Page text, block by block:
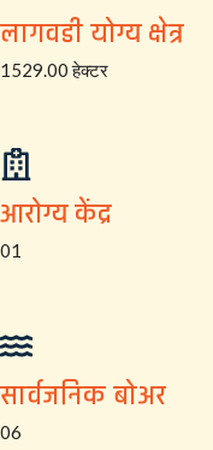
लागवडी योग्य क्षेत्र
1529.00 हेक्टर
आरोग्य केंद्र
01
सार्वजनिक बोअर
06